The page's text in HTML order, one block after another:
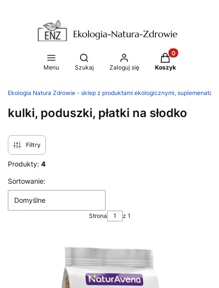
Menu
Otwórz wyszukiwarkę
Szukaj Zaloguj się
Produkty w
Koszyk
Ekologia Natura Zdrowie - sklep z produktami ekologicznymi,
kulki, poduszki, płatki na słodko
Filtry
Produkty: 4
Lista produktów
Sortowanie:
Domyślne
Strona z 1